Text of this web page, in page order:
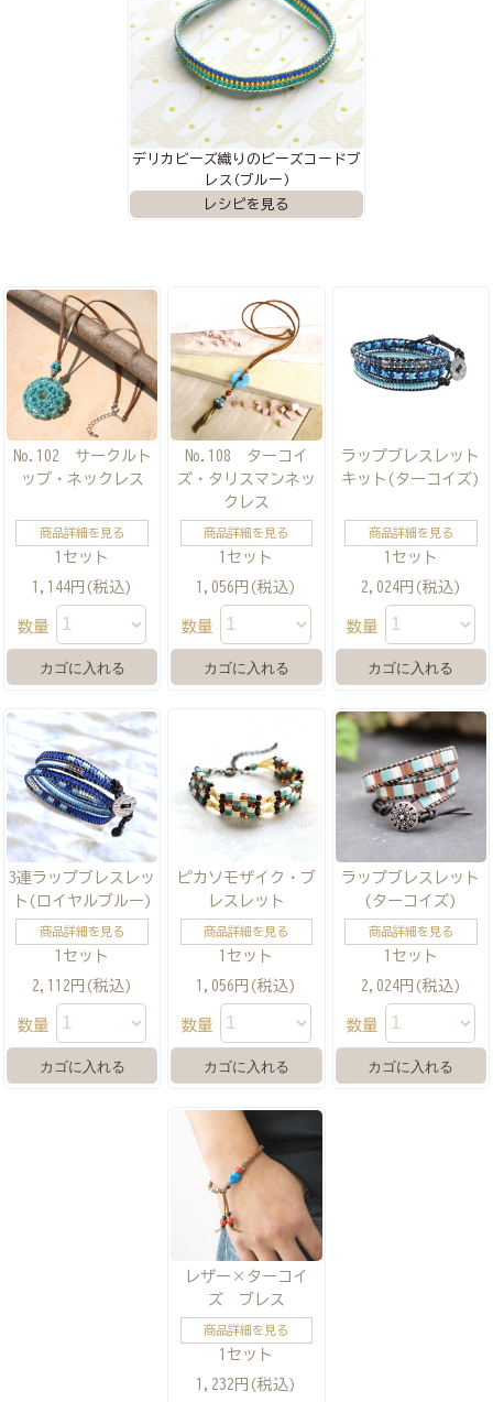
デリカビーズ織りのビーズコードブ
レス(ブルー)
No.102 サークルト
ップ・ネックレス
商品詳細を見る
1セット
1,144円(税込)
数量
No.108 ターコイ
ズ・タリスマンネッ
クレス
商品詳細を見る
1セット
1,056円(税込)
数量
ラップブレスレット
キット(ターコイズ)
商品詳細を見る
1セット
2,024円(税込)
数量
3連ラップブレスレッ
ト(ロイヤルブルー)
商品詳細を見る
1セット
2,112円(税込)
数量
ピカソモザイク・ブ
レスレット
商品詳細を見る
1セット
1,056円(税込)
数量
ラップブレスレット
(ターコイズ)
商品詳細を見る
1セット
2,024円(税込)
数量
レザー×ターコイ
ズ ブレス
商品詳細を見る
1セット
1,232円(税込)